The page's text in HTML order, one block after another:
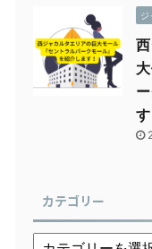
ジ
す
カテゴリー